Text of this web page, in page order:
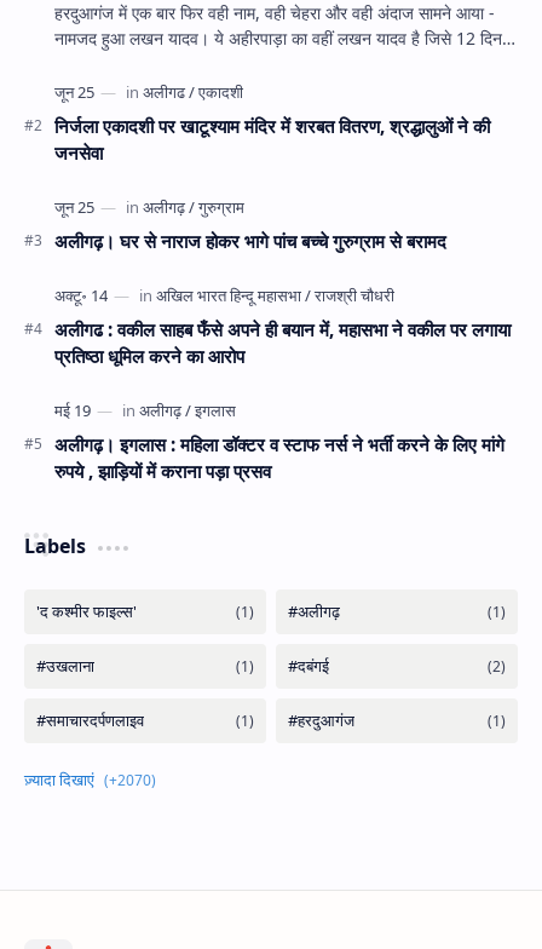
हरदुआगंज में एक बार फिर वही नाम, वही चेहरा और वही अंदाज सामने आया -
नामजद हुआ लखन यादव। ये अहीरपाड़ा का वहीं लखन यादव है जिसे 12 दिन
निर्जला एकादशी पर खाटूश्याम मंदिर में शरबत वितरण, श्रद्धालुओं ने की
जनसेवा
अलीगढ़। घर से नाराज होकर भागे पांच बच्चे गुरुग्राम से बरामद
अलीगढ : वकील साहब फँसे अपने ही बयान में, महासभा ने वकील पर लगाया
प्रतिष्ठा धूमिल करने का आरोप
अलीगढ़। इगलास : महिला डॉक्टर व स्टाफ नर्स ने भर्ती करने के लिए मांगे
रुपये , झाड़ियों में कराना पड़ा प्रसव
Labels